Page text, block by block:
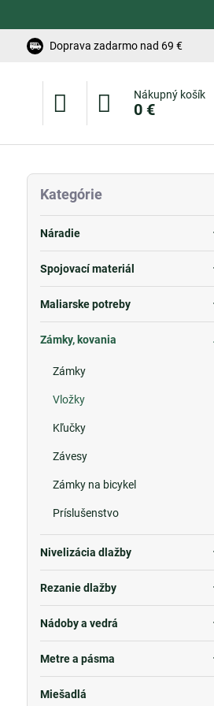
Doprava zadarmo nad 69 €
Nákupný košík
0 €
Kategórie
Náradie
Spojovací materiál
Maliarske potreby
Zámky, kovania
Zámky
Vložky
Kľučky
Závesy
Zámky na bicykel
Príslušenstvo
Nivelizácia dlažby
Rezanie dlažby
Nádoby a vedrá
Metre a pásma
Miešadlá